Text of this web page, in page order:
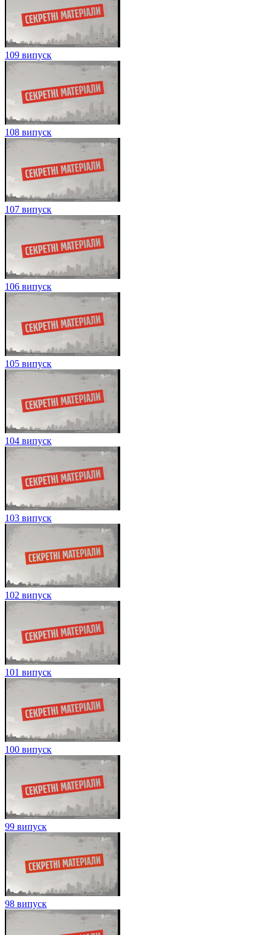
109 випуск
108 випуск
107 випуск
106 випуск
105 випуск
104 випуск
103 випуск
102 випуск
101 випуск
100 випуск
99 випуск
98 випуск